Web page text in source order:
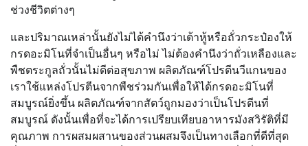
ช่วงชีวิตต่างๆ
และปริมาณเหล่านั้นยังไม่ได้คำนึงว่าเต้าหู้หรือถั่วกระป๋องให้
กรดอะมิโนที่จำเป็นอื่นๆ หรือไม่ ไม่ต้องคำนึงว่าถั่วเหลืองและ
พืชตระกูลถั่วนั้นไม่ดีต่อสุขภาพ ผลิตภัณฑ์โปรตีนวีแกนของ
เราใช้แหล่งโปรตีนจากพืชร่วมกันเพื่อให้ได้กรดอะมิโนที่
สมบูรณ์ยิ่งขึ้น ผลิตภัณฑ์จากสัตว์ถูกมองว่าเป็นโปรตีนที่
สมบูรณ์ ดังนั้นเพื่อที่จะได้การเปรียบเทียบอาหารมังสวิรัติที่มี
คุณภาพ การผสมผสานของส่วนผสมจึงเป็นทางเลือกที่ดีที่สุด